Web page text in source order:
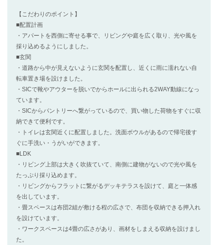
【こだわりのポイント】
■配置計画
・アパートを西側に寄せる事で、リビングや庭を広く取り、光や風を
採り込めるようにしました。
■玄関
・道路から中が見えないように玄関を配置し、近くに雨に濡れない自
転車置き場を設けました。
・SICで靴やアウターを脱いでからホールに出られる2WAY動線になっ
ています。
・SICからパントリーへ繋がっているので、買い物した荷物をすぐに収
納できて便利です。
・トイレは玄関近くに配置しました。洗面ボウルがあるので帰宅後す
ぐに手洗い・うがいができます。
■LDK
・リビング上部は大きく吹抜ていて、南側に建物がないので光や風を
たっぷり採り込めます。
・リビングからフラットに繋がるデッキテラスを設けて、庭と一体感
を出しています。
・畳スペースは布団2組が敷ける程の広さで、布団を収納できる押入れ
を設けています。
・ワークスペースは4畳の広さがあり、画材をしまえる収納を設けまし
た。